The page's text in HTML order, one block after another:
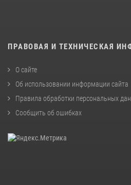
ПРАВОВАЯ И ТЕХНИЧЕСКАЯ
О сайте
Об использовании информации сайта
Правила обработки персональных
Сообщить об ошибках